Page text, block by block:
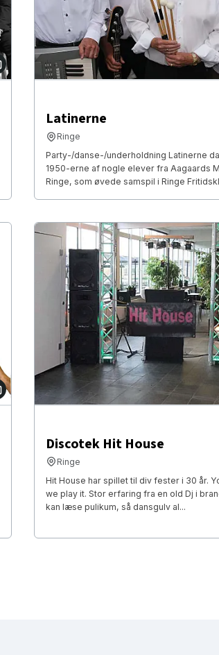
Latinerne
Ringe
Party-/danse-/underholdning Latinerne
1950-erne af nogle elever fra Aagaards
Ringe, som øvede samspil i Ringe
Discotek Hit House
Ringe
Hit House har spillet til div fester i 30 år.
we play it. Stor erfaring fra en old Dj i
kan læse pulikum, så dansgulv al...